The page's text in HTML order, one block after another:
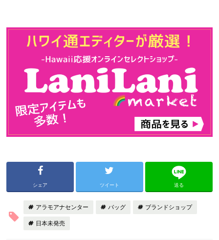
シェア ツイート 送る
アラモアナセンター バッグ ブランドショップ
日本未発売